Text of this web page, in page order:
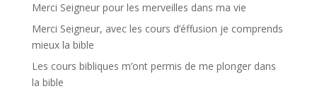
Merci Seigneur pour les merveilles dans ma vie
Merci Seigneur, avec les cours d’éffusion je comprends
mieux la bible
Les cours bibliques m’ont permis de me plonger dans
la bible